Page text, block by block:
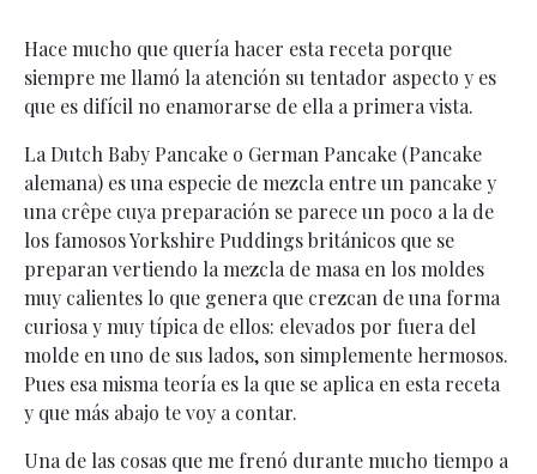
Hace mucho que quería hacer esta receta porque
siempre me llamó la atención su tentador aspecto y es
que es difícil no enamorarse de ella a primera vista.
La Dutch Baby Pancake o German Pancake (Pancake
alemana) es una especie de mezcla entre un pancake y
una crêpe cuya preparación se parece un poco a la de
los famosos Yorkshire Puddings británicos que se
preparan vertiendo la mezcla de masa en los moldes
muy calientes lo que genera que crezcan de una forma
curiosa y muy típica de ellos: elevados por fuera del
molde en uno de sus lados, son simplemente hermosos.
Pues esa misma teoría es la que se aplica en esta receta
y que más abajo te voy a contar.
Una de las cosas que me frenó durante mucho tiempo a